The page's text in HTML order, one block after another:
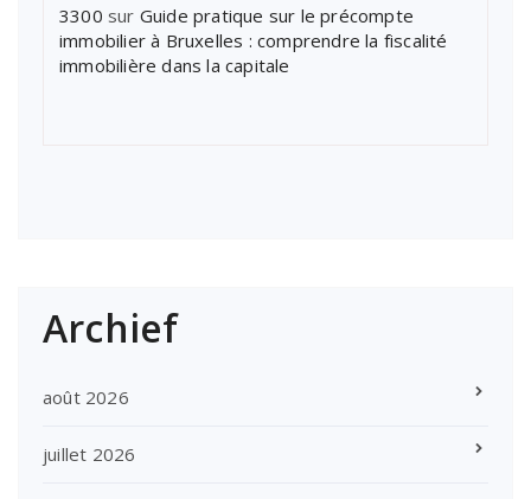
3300 sur Guide pratique sur le précompte
immobilier à Bruxelles : comprendre la fiscalité
immobilière dans la capitale
Archief
août 2026
juillet 2026